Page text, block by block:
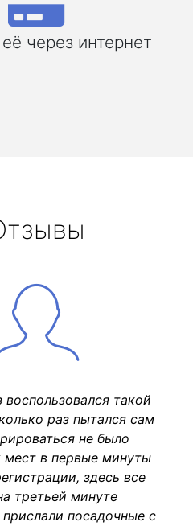
через интернет
такой
раз пытался сам
не было
мест в первые минуты
здесь все
третьей минуте
посадочные с